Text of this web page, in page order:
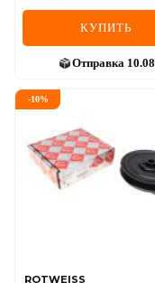
POLESTAR
RAM
RAVON
RENAULT
КУПИТЬ
Отправка 10.08
-10%
ROTWEISS